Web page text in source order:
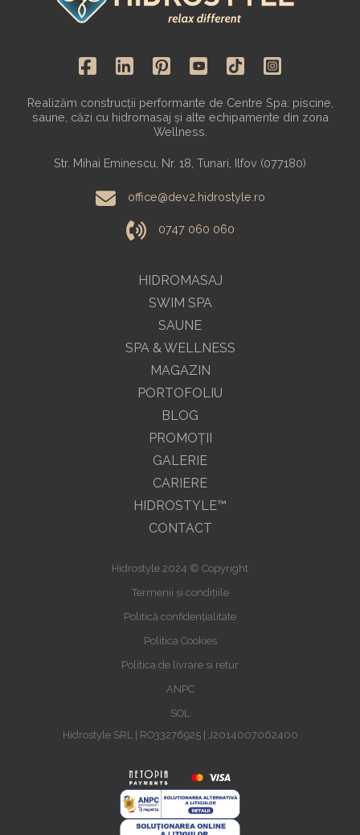
HIDROMASAJ
SWIM SPA
SAUNE
SPA & WELLNESS
MAGAZIN
Realizăm construcții performante de Centre Spa: piscine,
saune, căzi cu hidromasaj și alte echipamente din zona
Wellness.
Str. Mihai Eminescu, Nr. 18, Tunari, Ilfov (077180)
office@dev2.hidrostyle.ro
0747 060 060
PORTOFOLIU
BLOG
PROMOŢII
GALERIE
CARIERE
HIDROSTYLE™
CONTACT
Hidrostyle 2024 © Copyright
Termenii și condițiile
Politică confidențialitate
Politica Cookies
Politica de livrare si retur
ANPC
SOL
Hidrostyle SRL | RO33276925 | J2014007062400